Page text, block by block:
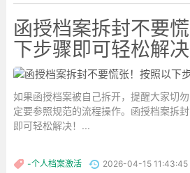
函授档案拆封不要
下步骤即可轻松解决
如果函授档案被自己拆开，提醒大家切
定要参照规范的流程操作。函授档案拆
即可轻松解决！...
-个人档案激活 2026-04-15 11:43:45